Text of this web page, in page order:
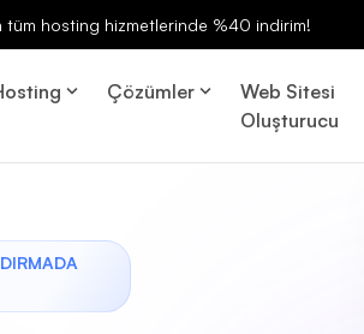
tüm hosting hizmetlerinde %40 indirim!
Çözümler
Web Sitesi
Oluşturucu